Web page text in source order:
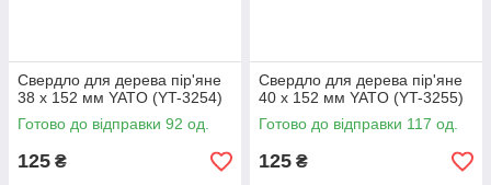
Свердло для дерева пір'яне
38 х 152 мм YATO (YT-3254)
Готово до відправки 92 од.
125 ₴
Свердло для дерева пір'яне
40 х 152 мм YATO (YT-3255)
Готово до відправки 117 од.
125 ₴